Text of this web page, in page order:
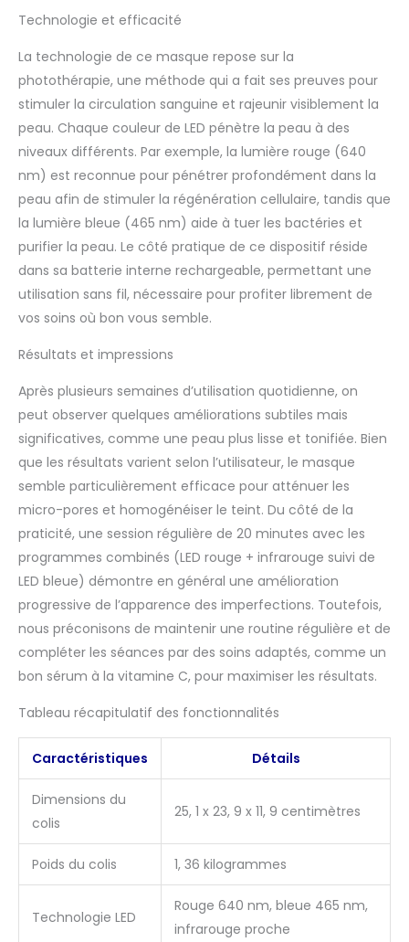
technologie d'éclairage
et des matériaux de
haute qualité pour être
respectueux de
l'environnement. Nous
garantissons la
sécurité des familles et
de la planète contre les
produits chimiques
dangereux. Ce masque
luminothérapie visage
portable pour usage
domestique est un
investissement unique,
durable et vous fera
science pour améliorer
votre peau. [Nombre
de LEDs et pureté des
couleurs] Masque led
visage est équipé de
240 puces LED offrant
une pureté de couleur
de plus de 98 % pour
la lumière colorée telle
que les UV. Les 180
puces LED fournissent
une puissance de 30
mW/cm² et offrent en
seulement 10 minutes
un soin intensif de la
utilise des
combinaisons de
longueurs d'onde de
pointe pour améliorer
peau, que même les
égaler. [Service sans
souci] HIME SAMA
masque a led visage
prend du temps pour
Technologie et efficacité
La technologie de ce masque repose sur la
photothérapie, une méthode qui a fait ses preuves pour
stimuler la circulation sanguine et rajeunir visiblement la
peau. Chaque couleur de LED pénètre la peau à des
niveaux différents. Par exemple, la lumière rouge (640
nm) est reconnue pour pénétrer profondément dans la
peau afin de stimuler la régénération cellulaire, tandis que
la lumière bleue (465 nm) aide à tuer les bactéries et
purifier la peau. Le côté pratique de ce dispositif réside
dans sa batterie interne rechargeable, permettant une
utilisation sans fil, nécessaire pour profiter librement de
vos soins où bon vous semble.
Résultats et impressions
Après plusieurs semaines d’utilisation quotidienne, on
peut observer quelques améliorations subtiles mais
significatives, comme une peau plus lisse et tonifiée. Bien
que les résultats varient selon l’utilisateur, le masque
semble particulièrement efficace pour atténuer les
micro-pores et homogénéiser le teint. Du côté de la
praticité, une session régulière de 20 minutes avec les
programmes combinés (LED rouge + infrarouge suivi de
LED bleue) démontre en général une amélioration
progressive de l’apparence des imperfections. Toutefois,
nous préconisons de maintenir une routine régulière et de
compléter les séances par des soins adaptés, comme un
bon sérum à la vitamine C, pour maximiser les résultats.
Tableau récapitulatif des fonctionnalités
Caractéristiques Détails
Dimensions du
colis
25, 1 x 23, 9 x 11, 9 centimètres
Poids du colis 1, 36 kilogrammes
Technologie LED
Rouge 640 nm, bleue 465 nm,
infrarouge proche